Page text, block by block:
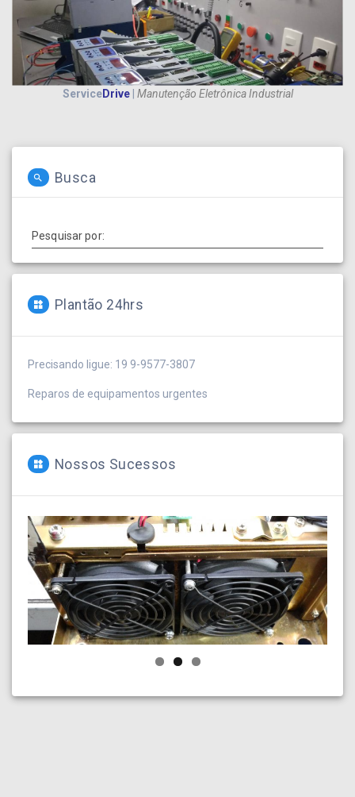
ServiceDrive | Manutenção Eletrônica Industrial
Busca
Pesquisar por:
Plantão 24hrs
Precisando ligue: 19 9-9577-3807
Reparos de equipamentos urgentes
Nossos Sucessos
Placa Fonte